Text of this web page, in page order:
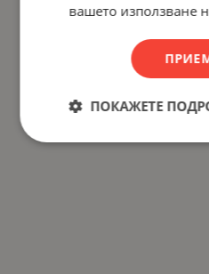
вашето използване
ПОКАЖЕТЕ